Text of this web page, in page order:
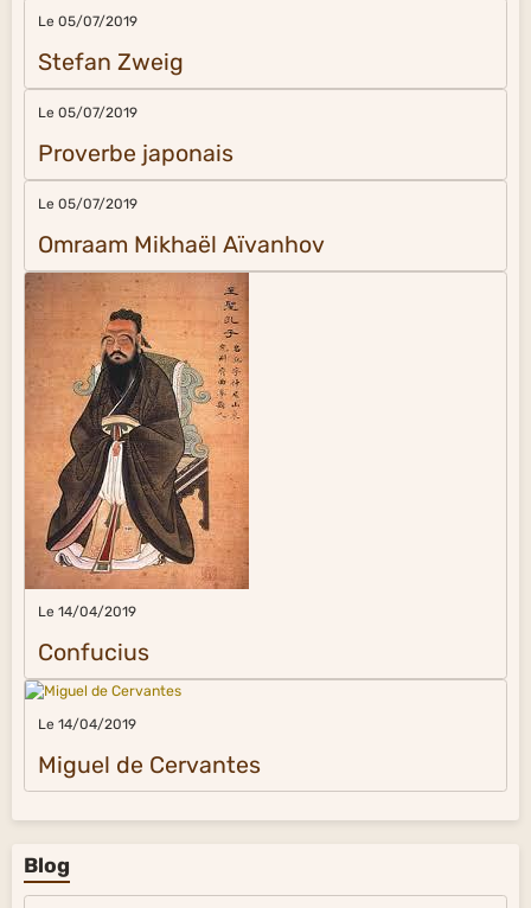
Le 05/07/2019
Stefan Zweig
Le 05/07/2019
Proverbe japonais
Le 05/07/2019
Omraam Mikhaël Aïvanhov
Le 14/04/2019
Confucius
Le 14/04/2019
Miguel de Cervantes
Blog